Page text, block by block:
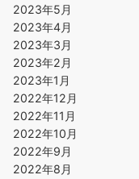
2023年5月
2023年4月
2023年3月
2023年2月
2023年1月
2022年12月
2022年11月
2022年10月
2022年9月
2022年8月